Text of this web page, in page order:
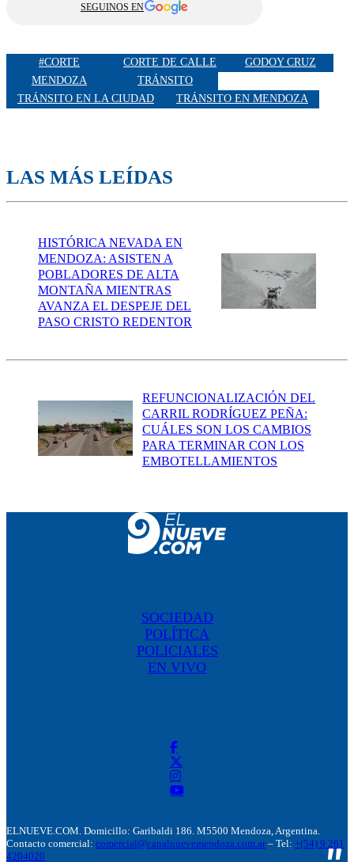
SEGUINOS EN
#CORTE CORTE DE CALLE
GODOY CRUZ
MENDOZA
TRÁNSITO
TRÁNSITO EN LA CIUDAD
TRÁNSITO EN MENDOZA
LAS MÁS LEÍDAS
HISTÓRICA NEVADA EN
MENDOZA: ASISTEN A
POBLADORES DE ALTA
MONTAÑA MIENTRAS
AVANZA EL DESPEJE DEL
PASO CRISTO REDENTOR
REFUNCIONALIZACIÓN DEL
CARRIL RODRÍGUEZ PEÑA:
CUÁLES SON LOS CAMBIOS
PARA TERMINAR CON LOS
EMBOTELLAMIENTOS
SOCIEDAD
POLÍTICA
POLICIALES
EN VIVO
ELNUEVE.COM. Domicillo: Garibaldi 186. M5500 Mendoza, Argentina.
Contacto comercial: comercial@canalnuevemendoza.com.ar – Tel: +(54) 9 261
4204020